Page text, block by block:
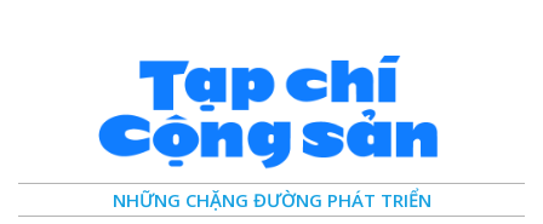
NHỮNG CHẶNG ĐƯỜNG PHÁT TRIỂN